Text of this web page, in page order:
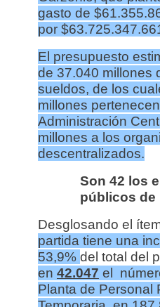
gasto de
por
El presupuesto
de 37.040 millones
sueldos, de los
millones
Administración
millones a los
descentralizados.
Son 42 los
públicos de
Desglosando el
partida tiene una
53,9% del total del
en 42.047 el
Planta de Personal